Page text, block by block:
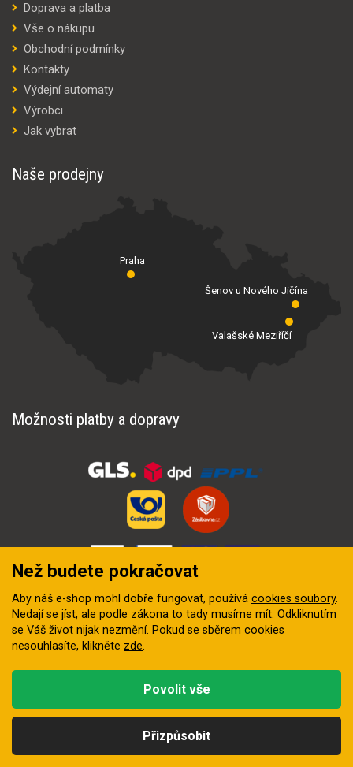
Doprava a platba
Vše o nákupu
Obchodní podmínky
Kontakty
Výdejní automaty
Výrobci
Jak vybrat
Naše prodejny
Praha
Valašské Meziříčí
Šenov u Nového Jičína
Možnosti platby a dopravy
digitální agentura FEO
Než budete pokračovat
Aby náš e-shop mohl dobře fungovat, používá cookies soubory.
Nedají se jíst, ale podle zákona to tady musíme mít. Odkliknutím
se Váš život nijak nezmění. Pokud se sběrem cookies
nesouhlasíte, klikněte zde.
Přizpůsobit
Povolit vše